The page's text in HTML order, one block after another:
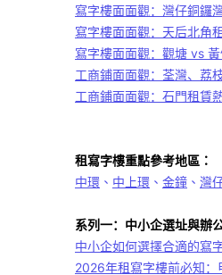
寫字樓面面觀：灣仔銅鑼
寫字樓面面觀：天后北角
寫字樓面面觀：觀塘 vs
工商鋪面面觀：荃灣、荔
工商鋪面面觀：石門租賃
租寫字樓重點參考地區：
中環 、 中上環 、 金鐘 、 灣
系列一：中小企選址與辦
中小企如何選擇合適的寫
2026年租寫字樓前必知